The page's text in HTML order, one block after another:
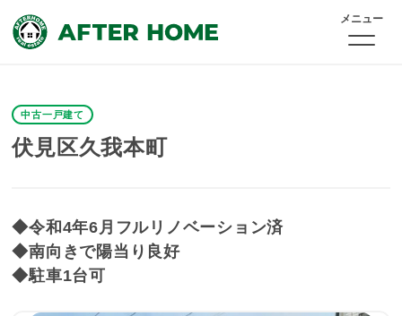
メニュー
中古一戸建て
伏見区久我本町
◆令和4年6月フルリノベーション済
◆南向きで陽当り良好
◆駐車1台可